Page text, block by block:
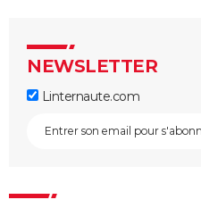
NEWSLETTER
Linternaute.com